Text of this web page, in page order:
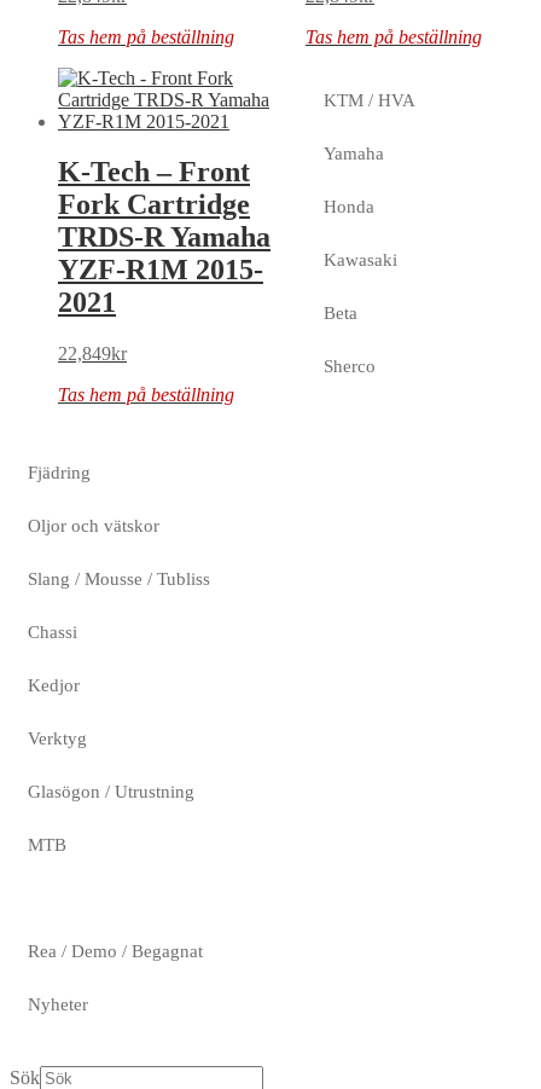
Tas hem på beställning
Tas hem på beställning
K-Tech – Front
Fork Cartridge
TRDS-R Yamaha
YZF-R1M 2015-
2021
22,849kr
Tas hem på beställning
KTM / HVA
Yamaha
Honda
Kawasaki
Beta
Sherco
Fjädring
Oljor och vätskor
Slang / Mousse / Tubliss
Chassi
Kedjor
Verktyg
Glasögon / Utrustning
MTB
Rea / Demo / Begagnat
Nyheter
Sök